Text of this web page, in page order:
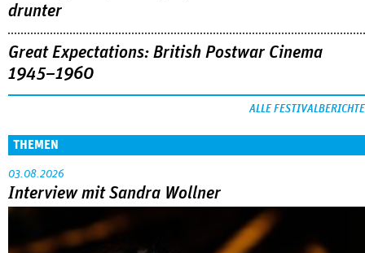
drunter
Great Expectations: British Postwar Cinema
1945–1960
ALLE FESTIVALBERICHTE
THEMEN
03.08.2026
Interview mit Sandra Wollner